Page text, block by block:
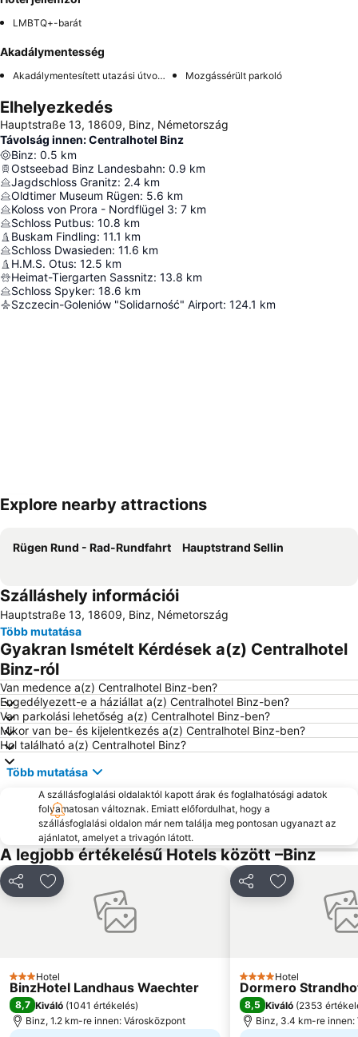
LMBTQ+-barát
Akadálymentesség
Akadálymentesített utazási útvonal Mozgássérült parkoló
Elhelyezkedés
Hauptstraße 13, 18609, Binz, Németország
Távolság innen: Centralhotel Binz
Binz: 0.5 km
Ostseebad Binz Landesbahn: 0.9 km
Jagdschloss Granitz: 2.4 km
Oldtimer Museum Rügen: 5.6 km
Koloss von Prora - Nordflügel 3: 7 km
Schloss Putbus: 10.8 km
Buskam Findling: 11.1 km
Schloss Dwasieden: 11.6 km
H.M.S. Otus: 12.5 km
Heimat-Tiergarten Sassnitz: 13.8 km
Schloss Spyker: 18.6 km
Szczecin-Goleniów "Solidarność" Airport: 124.1 km
Nagy méretű térkép
Explore nearby attractions
Rügen Rund - Rad-Rundfahrt Hauptstrand Sellin
Szálláshely információi
Hauptstraße 13, 18609, Binz, Németország
Több mutatása
Gyakran Ismételt Kérdések a(z) Centralhotel
Binz-ról
Van medence a(z) Centralhotel Binz-ben?
Engedélyezett-e a háziállat a(z) Centralhotel Binz-ben?
Van parkolási lehetőség a(z) Centralhotel Binz-ben?
Mikor van be- és kijelentkezés a(z) Centralhotel Binz-ben?
Hol található a(z) Centralhotel Binz?
Több mutatása
A szállásfoglalási oldalaktól kapott árak és foglalhatósági adatok
folyamatosan változnak. Emiatt előfordulhat, hogy a
szállásfoglalási oldalon már nem találja meg pontosan ugyanazt az
ajánlatot, amelyet a trivagón látott.
A legjobb értékelésű Hotels között –Binz
MegosztásHozzáadás a kedvencekhez
3 Kategória
Hotel
BinzHotel Landhaus Waechter
8,7 Kiváló (1041 értékelés)
Binz, 1.2 km-re innen: Városközpont
MegosztásHozzáadás
4 Kategória
Hotel
Dormero
8,5 Kiváló (2353
Binz, 3.4 km-re innen: